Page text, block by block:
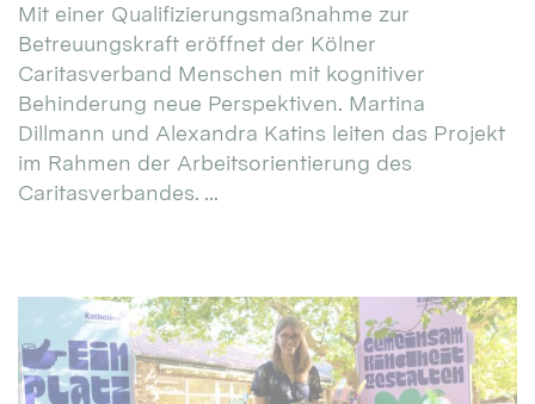
Mit einer Qualifizierungsmaßnahme zur
Betreuungskraft eröffnet der Kölner
Caritasverband Menschen mit kognitiver
Behinderung neue Perspektiven. Martina
Dillmann und Alexandra Katins leiten das Projekt
im Rahmen der Arbeitsorientierung des
Caritasverbandes. ...